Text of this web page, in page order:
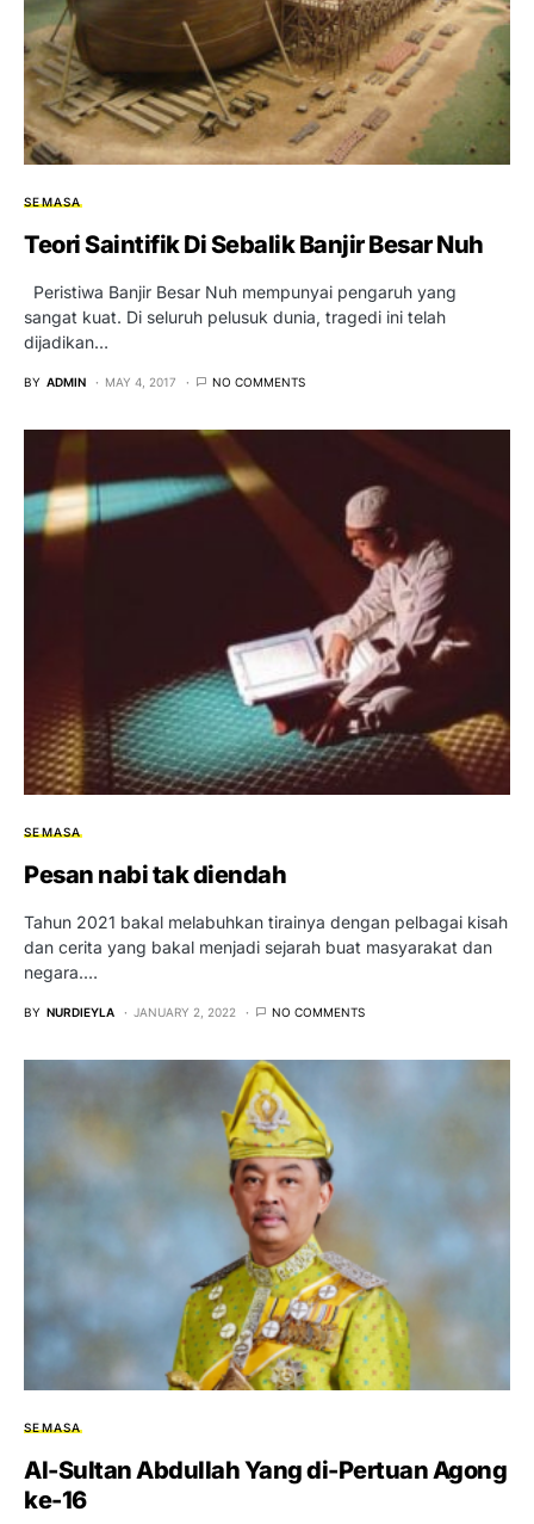
SEMASA
Teori Saintifik Di Sebalik Banjir Besar Nuh
Peristiwa Banjir Besar Nuh mempunyai pengaruh yang
sangat kuat. Di seluruh pelusuk dunia, tragedi ini telah
dijadikan…
BY ADMIN MAY 4, 2017 NO COMMENTS
SEMASA
Pesan nabi tak diendah
Tahun 2021 bakal melabuhkan tirainya dengan pelbagai kisah
dan cerita yang bakal menjadi sejarah buat masyarakat dan
negara.…
BY NURDIEYLA JANUARY 2, 2022 NO COMMENTS
SEMASA
Al-Sultan Abdullah Yang di-Pertuan Agong
ke-16